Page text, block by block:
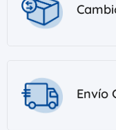
Envío